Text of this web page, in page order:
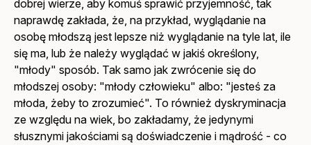
dobrej wierze, aby komuś sprawić przyjemność, tak
naprawdę zakłada, że, na przykład, wyglądanie na
osobę młodszą jest lepsze niż wyglądanie na tyle lat, ile
się ma, lub że należy wyglądać w jakiś określony,
"młody" sposób. Tak samo jak zwrócenie się do
młodszej osoby: "młody człowieku" albo: "jesteś za
młoda, żeby to zrozumieć". To również dyskryminacja
ze względu na wiek, bo zakładamy, że jedynymi
słusznymi jakościami są doświadczenie i mądrość - co